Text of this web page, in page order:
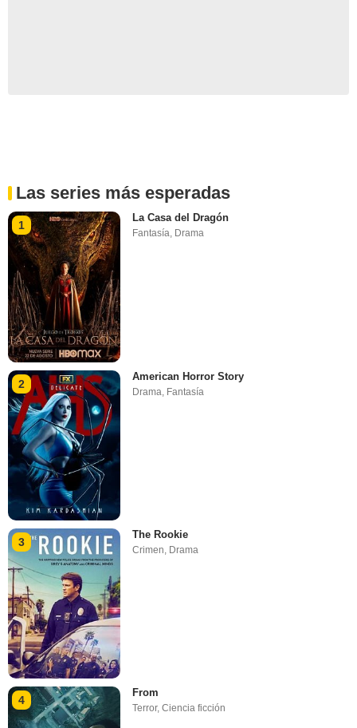
Las series más esperadas
1
La Casa del Dragón
Fantasía, Drama
2
American Horror Story
Drama Fantasía
3
The Rookie
Crimen, Drama
4
From
Terror,Ciencia ficción